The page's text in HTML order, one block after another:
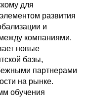
для
развития
и
компаниями.
новые
базы,
партнерами
на рынке.
обучения